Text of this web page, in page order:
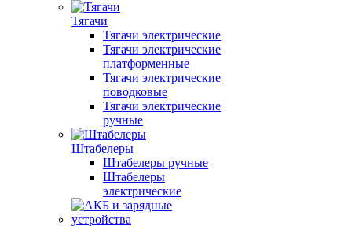
Тягачи
Тягачи электрические
Тягачи электрические
платформенные
Тягачи электрические
поводковые
Тягачи электрические
ручные
Штабелеры
Штабелеры ручные
Штабелеры
электрические